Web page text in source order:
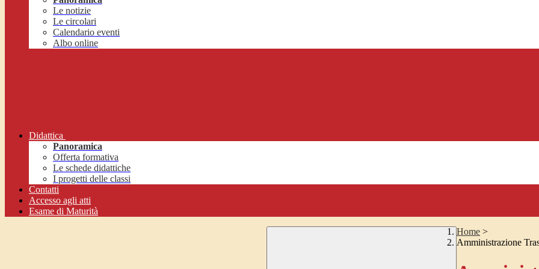
Le notizie
Le circolari
Calendario eventi
Albo online
Didattica
Panoramica
Offerta formativa
Le schede didattiche
I progetti delle classi
Contatti
Accesso agli atti
Esame di Maturità
Home >
Amministrazione